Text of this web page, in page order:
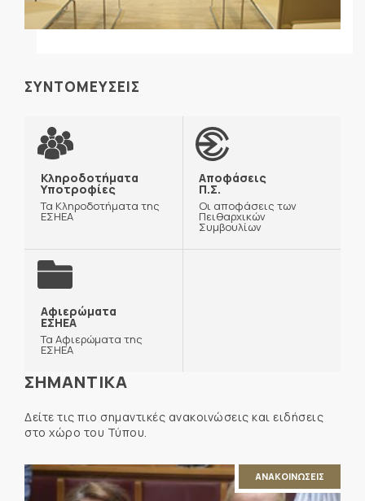
ΣΥΝΤΟΜΕΥΣΕΙΣ
Κληροδοτήματα
Υποτροφίες
Τα Κληροδοτήματα της
ΕΣΗΕΑ
Αποφάσεις
Π.Σ.
Οι αποφάσεις των
Πειθαρχικών
Συμβουλίων
Αφιερώματα
ΕΣΗΕΑ
Τα Αφιερώματα της
ΕΣΗΕΑ
ΣΗΜΑΝΤΙΚΑ
Δείτε τις πιο σημαντικές ανακοινώσεις και ειδήσεις
στο χώρο του Τύπου.
ΑΝΑΚΟΙΝΩΣΕΙΣ